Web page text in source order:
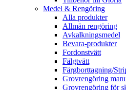
Medel & Rengöring
Alla produkter
Allmän rengöring
Avkalkningsmedel
Bevara-produkter
Fordonstvätt
Fälgtvätt
Färgborttagning/
Grovrengöring
Grovrengöring för